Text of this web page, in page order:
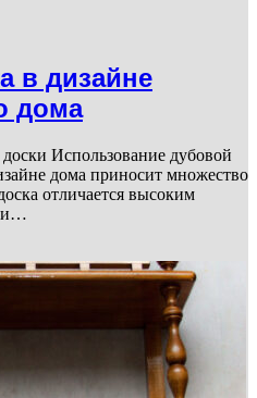
в дизайне
дома
Использование дубовой
дома приносит множество
отличается высоким
и…